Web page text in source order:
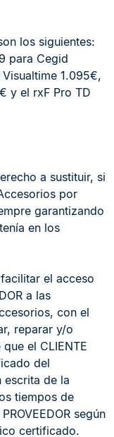
los siguientes:
para Cegid
1.095€,
y el rxF Pro TD
a sustituir, si
por
garantizando
en los
el acceso
a las
con el
reparar y/o
el CLIENTE
del
escrita de la
tiempos de
según
certificado.